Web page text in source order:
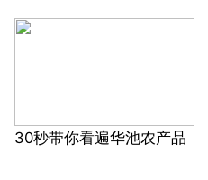
30秒带你看遍华池农产品